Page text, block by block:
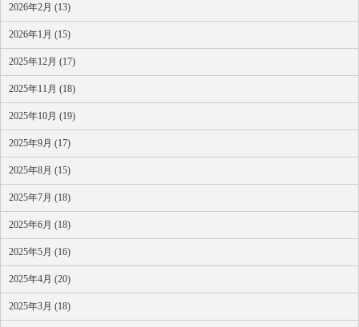
2026年2月 (13)
2026年1月 (15)
2025年12月 (17)
2025年11月 (18)
2025年10月 (19)
2025年9月 (17)
2025年8月 (15)
2025年7月 (18)
2025年6月 (18)
2025年5月 (16)
2025年4月 (20)
2025年3月 (18)